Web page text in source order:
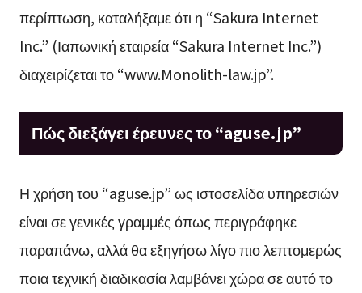
περίπτωση, καταλήξαμε ότι η “Sakura Internet
Inc.” (Ιαπωνική εταιρεία “Sakura Internet Inc.”)
διαχειρίζεται το “www.Monolith-law.jp”.
Πώς διεξάγει έρευνες το “aguse.jp”
Η χρήση του “aguse.jp” ως ιστοσελίδα υπηρεσιών
είναι σε γενικές γραμμές όπως περιγράφηκε
παραπάνω, αλλά θα εξηγήσω λίγο πιο λεπτομερώς
ποια τεχνική διαδικασία λαμβάνει χώρα σε αυτό το